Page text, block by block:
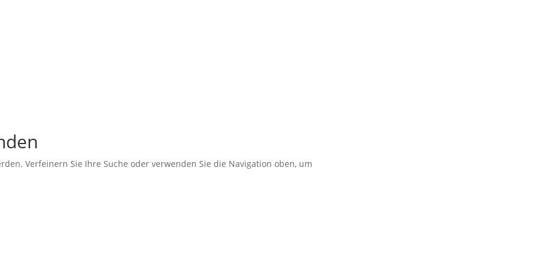
Verfeinern Sie Ihre Suche oder verwenden Sie die Navigation oben, um